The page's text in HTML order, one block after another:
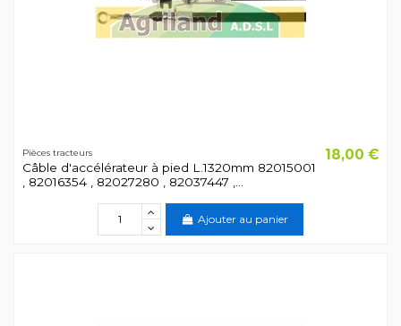
Pièces tracteurs
Câble d'accélérateur à pied L.1320mm 82015001
, 82016354 , 82027280 , 82037447 ,...
18,00 €
Ajouter au panier